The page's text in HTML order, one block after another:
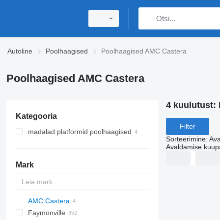
Autoline Poolhaagised Poolhaagised AMC Castera
Poolhaagised AMC Castera
Kategooria
madalad platformid poolhaagised
Mark
S44315CHC
AMC Castera
OKA
AS
SFCL
HTS
Agriliner
N-series
S-series
KIS
TRB
2 series
TSAA
ADR
CCS
CSD
SG
LVO
CT
EF
ADR
A-series
TXA
L-series
EM
19
ZDK
Faymonville
4 kuulutust:
Filter
Sorteerimine:
Avaldamise